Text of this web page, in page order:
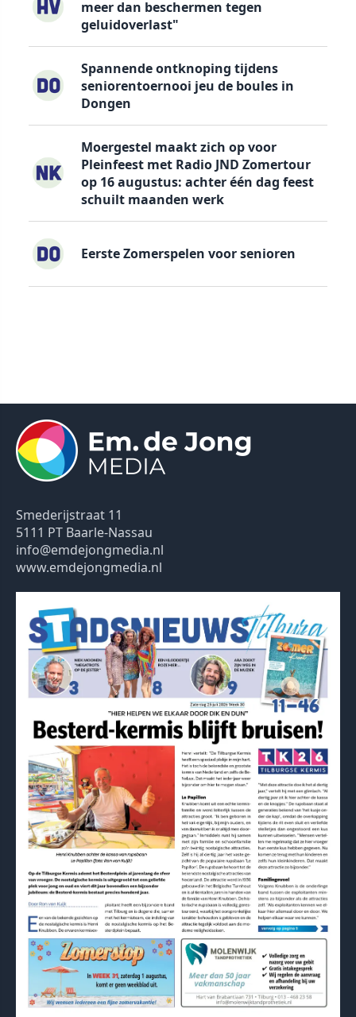
meer dan beschermen tegen
geluidoverlast"
Spannende ontknoping tijdens
seniorentoernooi jeu de boules in
Dongen
Moergestel maakt zich op voor
Pleinfeest met Radio JND Zomertour
op 16 augustus: achter één dag feest
schuilt maanden werk
Eerste Zomerspelen voor senioren
Smederijstraat 11
5111 PT Baarle-Nassau
info@emdejongmedia.nl
www.emdejongmedia.nl